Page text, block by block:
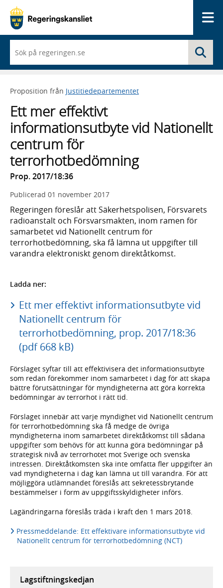
du
börjar
skriva
framträder
lista
med
sökförslag
Proposition från Justitiedepartementet
Ett mer effektivt
informationsutbyte vid Nationellt
centrum för
terrorhotbedömning
Prop. 2017/18:36
Publicerad 01 november 2017
Regeringen föreslår att Säkerhetspolisen, Försvarets
radioanstalt och Försvarsmakten, inom ramen för
samarbetet vid Nationellt centrum för
terrorhotbedömning, ska få lämna ut uppgifter till
varandra elektroniskt genom direktåtkomst.
Ladda ner:
Ett mer effektivt informationsutbyte vid
Nationellt centrum för
terrorhotbedömning, prop. 2017/18:36
(pdf 668 kB)
Förslaget syftar till att effektivisera det informationsutbyte
som redan förekommer inom samarbetet i dag för att skapa
bättre förutsättningar för myndigheterna att göra korrekta
bedömningar av terrorhot i rätt tid.
Förslaget innebär att varje myndighet vid Nationellt centrum
för terrorhotbedömning ska få medge de övriga
myndigheterna inom samarbetet direktåtkomst till sådana
uppgifter som behövs för att kunna göra bedömningar på
strategisk nivå av terrorhotet mot Sverige och svenska
intressen. Direktåtkomsten ska inte omfatta fler uppgifter än
vad myndigheterna i dag kan lämna ut till varandra. För att
möjliggöra utlämnandet föreslås att sekretessbrytande
bestämmelser i form av uppgiftsskyldigheter införs.
Lagändringarna föreslås träda i kraft den 1 mars 2018.
Pressmeddelande: Ett effektivare informationsutbyte vid
Nationellt centrum för terrorhotbedömning (NCT)
Lagstiftningskedjan